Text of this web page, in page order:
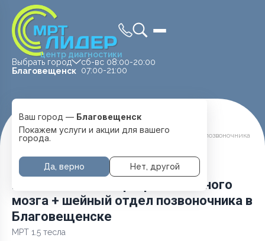
центр диагностики
Выбрать город
Благовещенск
сб-вс 08:00-20:00
07:00-21:00
Ваш город — Благовещенск
Покажем услуги и акции для вашего
города.
Да, верно Нет, другой
Главная Услуги и цены МРТ Головы
Головной мозг + артерии головного мозга + шейный отдел позвоночника
Головной мозг + артерии головного
мозга + шейный отдел позвоночника в
Благовещенске
МРТ 1.5 тесла